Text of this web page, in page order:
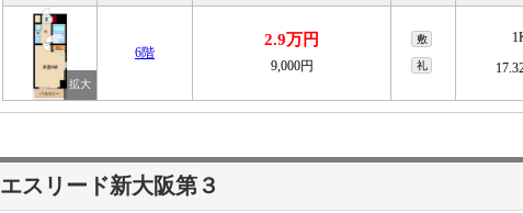
6階
2.9万円
9,000円
敷
礼
エスリード新大阪第３